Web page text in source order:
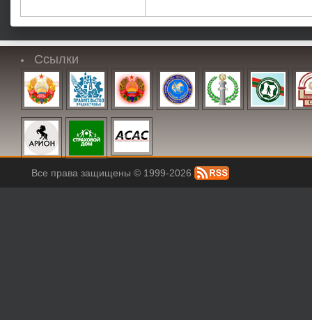
Ссылки
Все права защищены © 1999-2026